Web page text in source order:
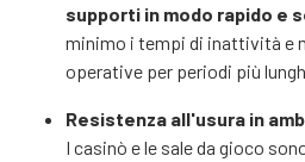
supporti in modo rapido e
minimo i tempi di inattività e
operative per periodi più
Resistenza all'usura in
I casinò e le sale da gioco